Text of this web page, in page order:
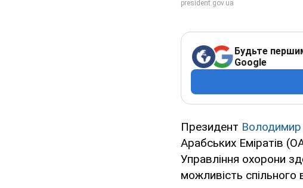
Будьте
Google
Президент Володимир
Арабських Еміратів
Управління охорони
можливість